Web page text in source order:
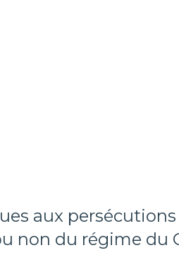
aux
non du régime du